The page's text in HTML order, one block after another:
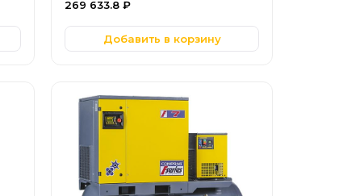
269 633.8 ₽
Добавить в корзину